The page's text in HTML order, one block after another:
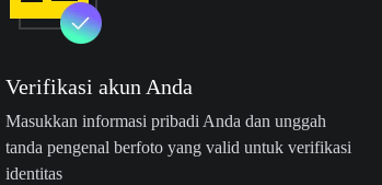
Verifikasi akun Anda
Masukkan informasi pribadi Anda dan unggah
tanda pengenal berfoto yang valid untuk verifikasi
identitas